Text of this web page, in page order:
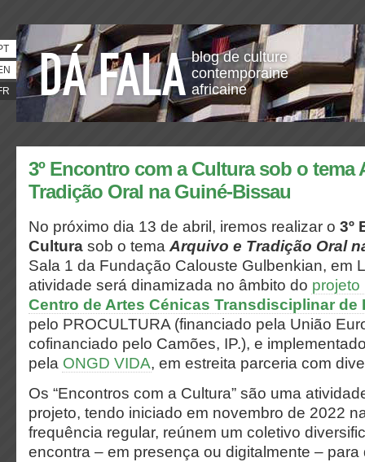
blog de culture
contemporaine
africaine
3º Encontro com a Cultura sob o tema
Tradição Oral na Guiné-Bissau
No próximo dia 13 de abril, iremos realizar o 3º
Cultura sob o tema Arquivo e Tradição Oral
Sala 1 da Fundação Calouste Gulbenkian, em
atividade será dinamizada no âmbito do projeto
Centro de Artes Cénicas Transdisciplinar de
pelo PROCULTURA (financiado pela União
cofinanciado pelo Camões, IP.), e
pela ONGD VIDA, em estreita parceria com
Os “Encontros com a Cultura” são uma
projeto, tendo iniciado em novembro de 2022
frequência regular, reúnem um coletivo
encontra – em presença ou digitalmente – para